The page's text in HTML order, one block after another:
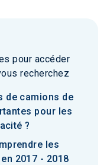
pour accéder
recherchez
de camions de
pour les
?
les
2017 - 2018